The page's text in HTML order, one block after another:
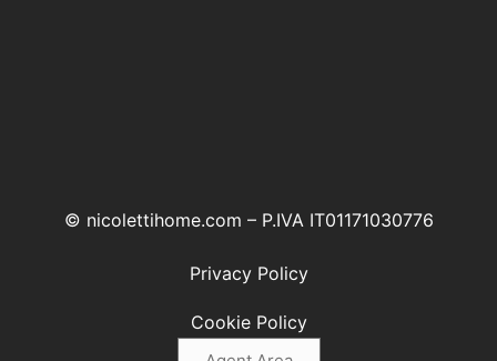
© nicolettihome.com – P.IVA IT01171030776
Privacy Policy
Cookie Policy